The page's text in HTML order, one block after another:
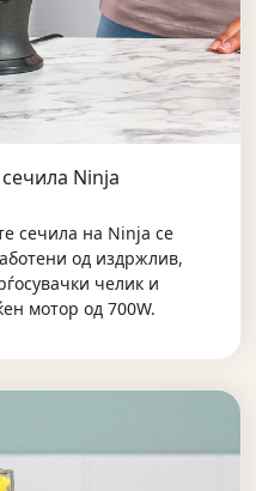
Ninja
сечила на Ninja се
од издржлив,
челик и
мотор од 700W.